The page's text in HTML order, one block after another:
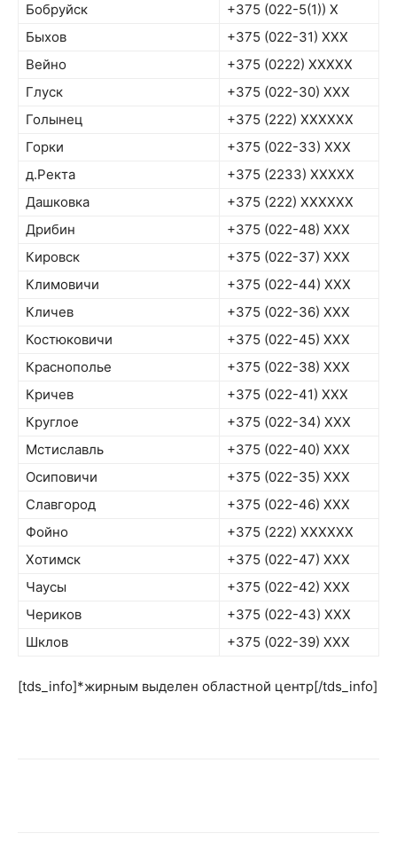
Бобруйск
+375 (022-5(1)) X
Быхов
+375 (022-31) XXX
Вейно
+375 (0222) XXXXX
Глуск
+375 (022-30) XXX
Голынец
+375 (222) XXXXXX
Горки
+375 (022-33) XXX
д.Ректа
+375 (2233) XXXXX
Дашковка
+375 (222) XXXXXX
Дрибин
+375 (022-48) XXX
Кировск
+375 (022-37) XXX
Климовичи
+375 (022-44) XXX
Кличев
+375 (022-36) XXX
Костюковичи
+375 (022-45) XXX
Краснополье
+375 (022-38) XXX
Кричев
+375 (022-41) XXX
Круглое
+375 (022-34) XXX
Мстиславль
+375 (022-40) XXX
Осиповичи
+375 (022-35) XXX
Славгород
+375 (022-46) XXX
Фойно
+375 (222) XXXXXX
Хотимск
+375 (022-47) XXX
Чаусы
+375 (022-42) XXX
Чериков
+375 (022-43) XXX
Шклов
+375 (022-39) XXX
[tds_info]*жирным выделен областной центр[/tds_info]